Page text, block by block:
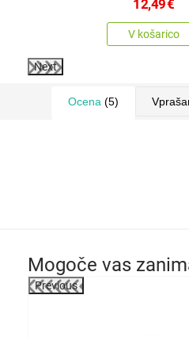
12,49€
V košarico
Next
Ocena (5)
Mogoče vas
Previous